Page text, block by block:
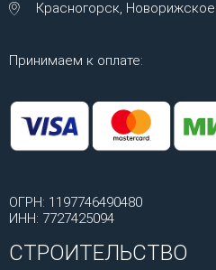
Красногорск,
Принимаем к оплате:
ОГРН: 1197746490480
ИНН: 7727425094
СТРОИТЕЛЬСТВО